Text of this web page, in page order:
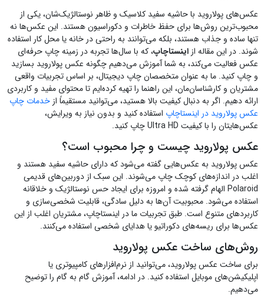
عکس‌های پولاروید با حاشیه سفید کلاسیک و ظاهر نوستالژیک‌شان، یکی از
محبوب‌ترین روش‌ها برای حفظ خاطرات و دکوراسیون هستند. این عکس‌ها نه
تنها ساده و جذاب هستند، بلکه می‌توانند به راحتی در خانه یا محل کار استفاده
شوند. در این مقاله ازاینستاچاپ، که با سال‌ها تجربه در زمینه چاپ حرفه‌ای
عکس فعالیت می‌کند، به شما آموزش می‌دهیم چگونه عکس پولاروید بسازید
و چاپ کنید. ما به عنوان متخصصان چاپ دیجیتال، بر اساس تجربیات واقعی
مشتریان و کارشناسان‌مان، این راهنما را تهیه کرده‌ایم تا محتوای مفید و کاربردی
ارائه دهیم. اگر به دنبال کیفیت بالا هستید، می‌توانید مستقیماً ازخدمات چاپ
عکس پولاروید در اینستاچاپ استفاده کنید و بدون نیاز به ویرایش،
عکس‌هایتان را با کیفیت Ultra HD چاپ کنید.
عکس پولاروید چیست و چرا محبوب است؟
عکس پولاروید به عکس‌هایی گفته می‌شود که دارای حاشیه سفید هستند و
اغلب در اندازه‌های کوچک چاپ می‌شوند. این سبک از دوربین‌های قدیمی
Polaroid الهام گرفته شده و امروزه برای ایجاد حس نوستالژیک و خلاقانه
استفاده می‌شود. محبوبیت آن‌ها به دلیل سادگی، قابلیت شخصی‌سازی و
کاربردهای متنوع است. طبق تجربیات ما در اینستاچاپ، مشتریان اغلب از این
عکس‌ها برای ریسه‌های دکوراتیو یا هدایای شخصی استفاده می‌کنند.
روش‌های ساخت عکس پولاروید
برای ساخت عکس پولاروید، می‌توانید از نرم‌افزارهای کامپیوتری یا
اپلیکیشن‌های موبایل استفاده کنید. در ادامه، آموزش گام به گام را توضیح
می‌دهیم.